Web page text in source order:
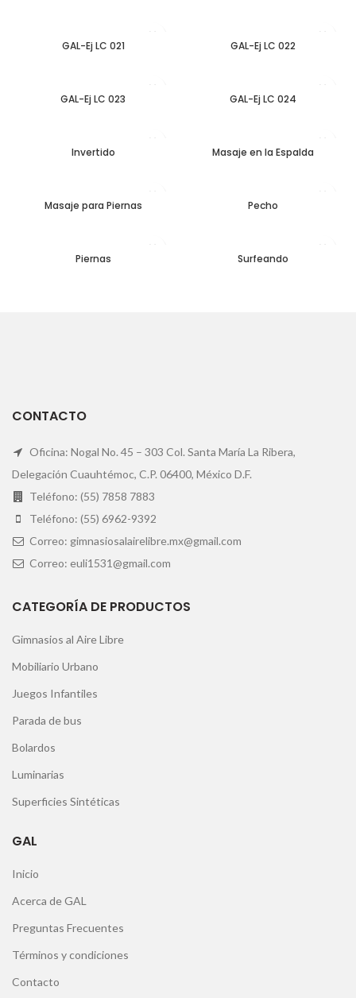
GAL-Ej LC 021 GAL-Ej LC 022
GAL-Ej LC 023 GAL-Ej LC 024
Invertido Masaje en la Espalda
Masaje para Piernas Pecho
Piernas Surfeando
CONTACTO
Oficina: Nogal No. 45 – 303 Col. Santa María La Ribera,
Delegación Cuauhtémoc, C.P. 06400, México D.F.
Teléfono: (55) 7858 7883
Teléfono: (55) 6962-9392
Correo: gimnasiosalairelibre.mx@gmail.com
Correo: euli1531@gmail.com
CATEGORÍA DE PRODUCTOS
Gimnasios al Aire Libre
Mobiliario Urbano
Juegos Infantiles
Parada de bus
Bolardos
Luminarias
Superficies Sintéticas
GAL
Inicio
Acerca de GAL
Preguntas Frecuentes
Términos y condiciones
Contacto